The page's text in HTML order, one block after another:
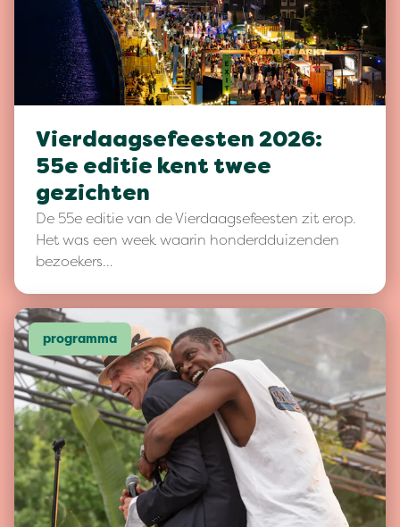
Vierdaagsefeesten 2026:
55e editie kent twee
gezichten
De 55e editie van de Vierdaagsefeesten zit erop.
Het was een week waarin honderdduizenden
bezoekers…
programma